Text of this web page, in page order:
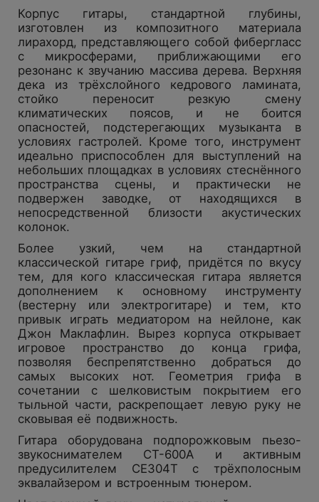
Корпус гитары, стандартной глубины,
изготовлен из композитного материала
лирахорд, представляющего собой фибергласс
с микросферами, приближающими его
резонанс к звучанию массива дерева. Верхняя
дека из трёхслойного кедрового ламината,
стойко переносит резкую смену
климатических поясов, и не боится
опасностей, подстерегающих музыканта в
условиях гастролей. Кроме того, инструмент
идеально приспособлен для выступлений на
небольших площадках в условиях стеснённого
пространства сцены, и практически не
подвержен заводке, от находящихся в
непосредственной близости акустических
колонок.
Более узкий, чем на стандартной
классической гитаре гриф, придётся по вкусу
тем, для кого классическая гитара является
дополнением к основному инструменту
(вестерну или электрогитаре) и тем, кто
привык играть медиатором на нейлоне, как
Джон Маклафлин. Вырез корпуса открывает
игровое пространство до конца грифа,
позволяя беспрепятственно добраться до
самых высоких нот. Геометрия грифа в
сочетании с шелковистым покрытием его
тыльной части, раскрепощает левую руку не
сковывая её подвижность.
Гитара оборудована подпорожковым пьезо-
звукоснимателем CT-600A и активным
предусилителем CE304T с трёхполосным
эквалайзером и встроенным тюнером.